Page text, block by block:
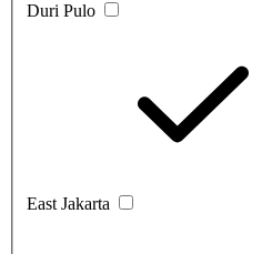
Duri Pulo
East Jakarta